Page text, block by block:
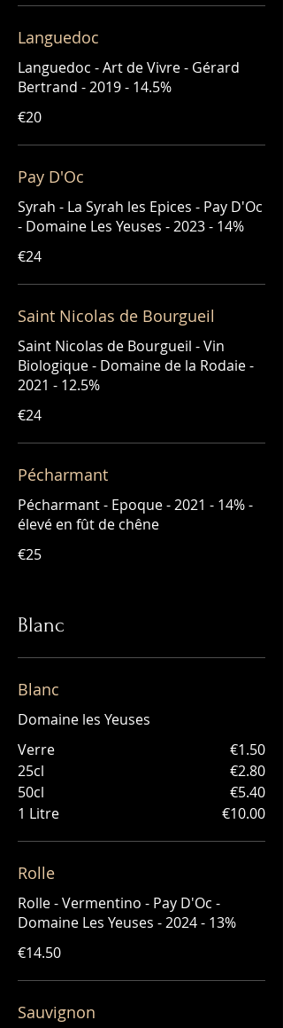
Languedoc
Languedoc - Art de Vivre - Gérard
Bertrand - 2019 - 14.5%
€20
Pay D'Oc
Syrah - La Syrah les Epices - Pay D'Oc
- Domaine Les Yeuses - 2023 - 14%
€24
Saint Nicolas de Bourgueil
Saint Nicolas de Bourgueil - Vin
Biologique - Domaine de la Rodaie -
2021 - 12.5%
€24
Pécharmant
Pécharmant - Epoque - 2021 - 14% -
élevé en fût de chêne
€25
Blanc
Blanc
Domaine les Yeuses
Verre
€1.50
25cl
€2.80
50cl
€5.40
1 Litre
€10.00
Rolle
Rolle - Vermentino - Pay D'Oc -
Domaine Les Yeuses - 2024 - 13%
€14.50
Sauvignon